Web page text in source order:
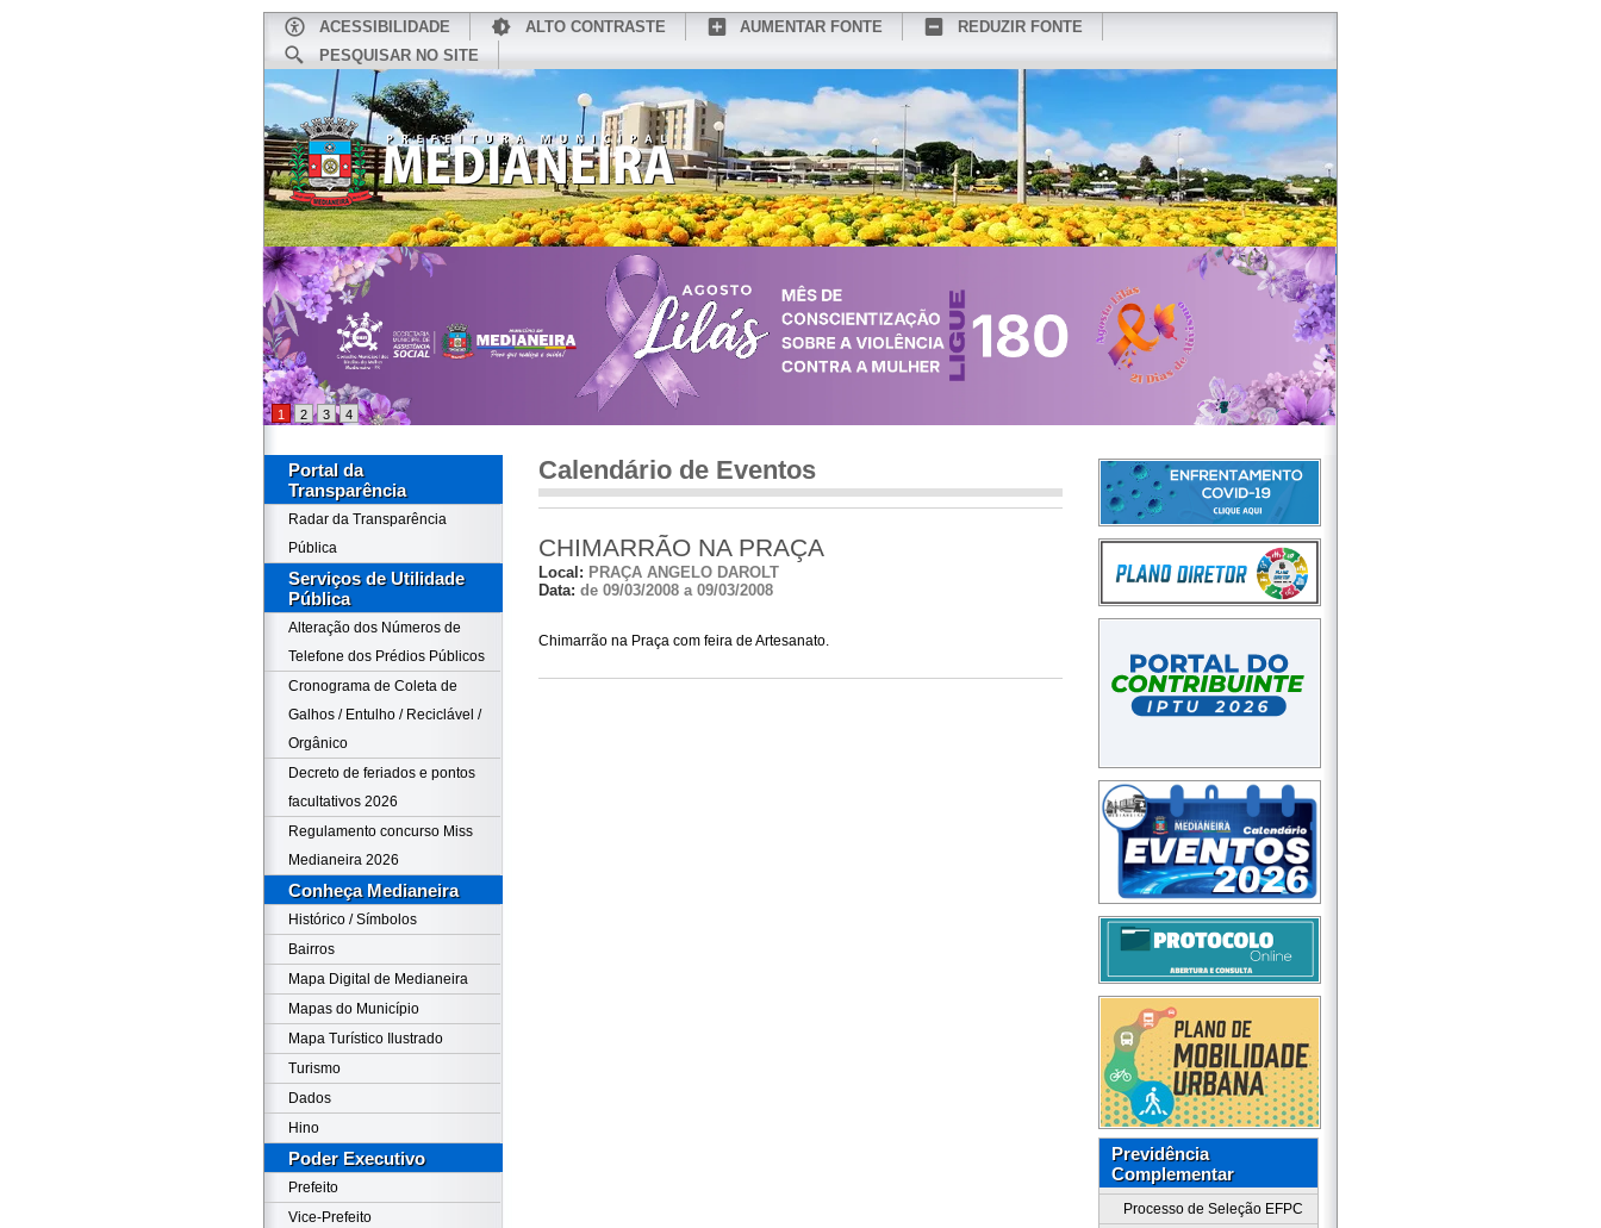
ACESSIBILIDADE ALTO CONTRASTE AUMENTAR FONTE
REDUZIR FONTE
PESQUISAR NO SITE
CONHEÇA MEDIANEIRA REDES SOCIAIS WEBMAIL
1 2 3 4
Portal da
Transparência
Radar da Transparência
Pública
Serviços de Utilidade
Pública
Alteração dos Números de
Telefone dos Prédios Públicos
Cronograma de Coleta de
Galhos / Entulho / Reciclável /
Orgânico
Decreto de feriados e pontos
facultativos 2026
Regulamento concurso Miss
Medianeira 2026
Conheça Medianeira
Histórico / Símbolos
Bairros
Mapa Digital de Medianeira
Mapas do Município
Mapa Turístico Ilustrado
Turismo
Dados
Hino
Poder Executivo
Prefeito
Vice-Prefeito
Calendário de Eventos
CHIMARRÃO NA PRAÇA
Local: PRAÇA ANGELO DAROLT
Data: de 09/03/2008 a 09/03/2008
Chimarrão na Praça com feira de Artesanato.
Previdência
Complementar
Processo de Seleção EFPC